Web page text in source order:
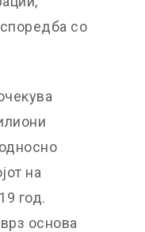
со
на
год.
основа